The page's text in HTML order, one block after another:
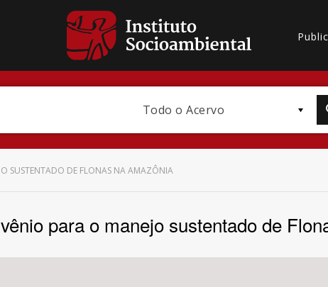
Todo o Acervo
SUSTENTADO DE FLONAS NA AMAZÔNIA
para o manejo sustentado de